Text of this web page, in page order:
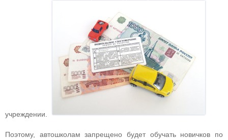
учреждении.
Поэтому, автошколам запрещено будет обучать новичков по